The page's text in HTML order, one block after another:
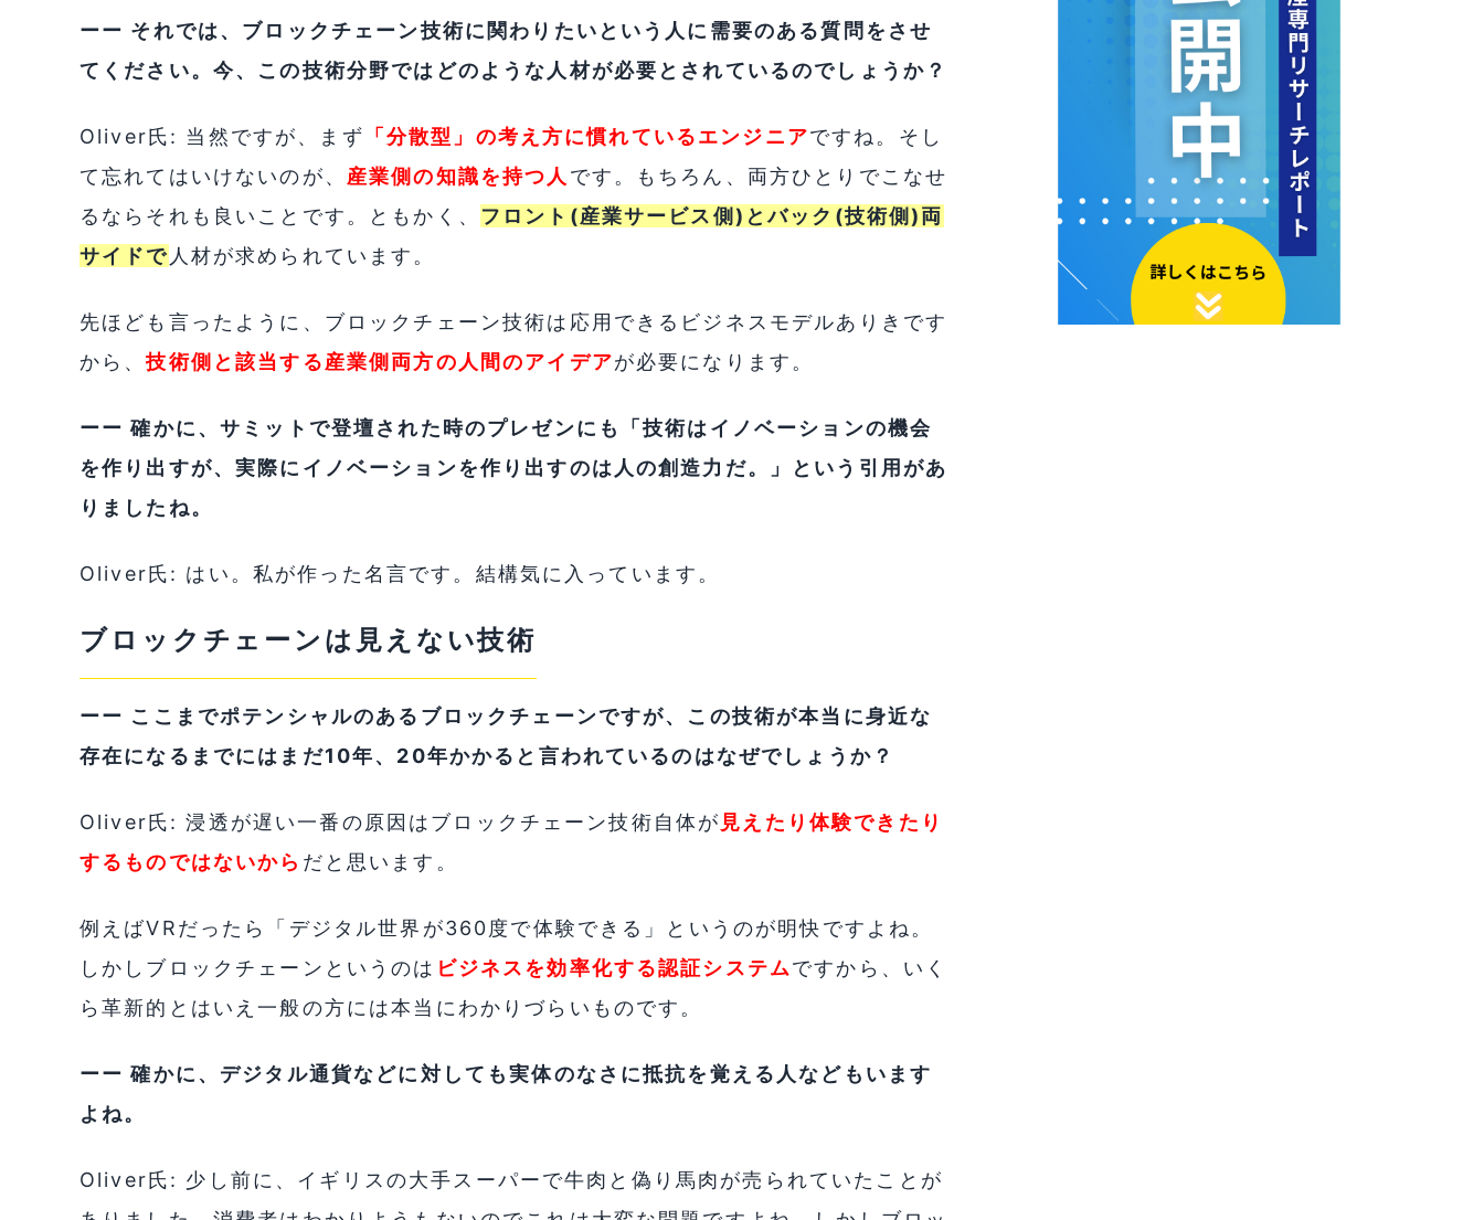
ーー それでは、ブロックチェーン技術に関わりたいという人に需要のある質問をさせ
てください。今、この技術分野ではどのような人材が必要とされているのでしょうか？
Oliver氏: 当然ですが、まず 「分散型」の考え方に慣れているエンジニアですね。そし
て忘れてはいけないのが、 産業側の知識を持つ人 です。もちろん、両方ひとりでこなせ
るならそれも良いことです。ともかく、
フロント(産業サービス側)とバック(技術側)両
サイドで 人材が求められています。
先ほども言ったように、ブロックチェーン技術は応用できるビジネスモデルありきです
から、技術側と該当する産業側両方の人間のアイデアが必要になります。
ーー 確かに、サミットで登壇された時のプレゼンにも「技術はイノベーションの機会
を作り出すが、実際にイノベーションを作り出すのは人の創造力だ。」という引用があ
りましたね。
Oliver氏: はい。私が作った名言です。結構気に入っています。
ブロックチェーンは見えない技術
ーー ここまでポテンシャルのあるブロックチェーンですが、この技術が本当に身近な
存在になるまでにはまだ10年、20年かかると言われているのはなぜでしょうか？
Oliver氏: 浸透が遅い一番の原因はブロックチェーン技術自体が 見えたり体験できたり
するものではないから だと思います。
例えばVRだったら「デジタル世界が360度で体験できる」というのが明快ですよね。
しかしブロックチェーンというのは ビジネスを効率化する認証システムですから、いく
ら革新的とはいえ一般の方には本当にわかりづらいものです。
ーー 確かに、デジタル通貨などに対しても実体のなさに抵抗を覚える人などもいます
よね。
Oliver氏: 少し前に、イギリスの大手スーパーで牛肉と偽り馬肉が売られていたことが